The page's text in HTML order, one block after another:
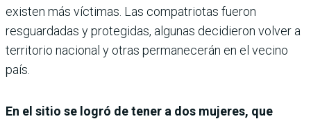
existen más víctimas. Las compatriotas fueron
resguardadas y protegidas, algunas decidieron volver a
territorio nacional y otras permanecerán en el vecino
país.
En el sitio se logró de tener a dos mujeres, que